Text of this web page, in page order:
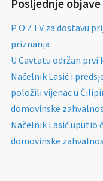
Posljednje objave
P O Z I V za dostavu
priznanja
U Cavtatu održan
Načelnik Lasić i
položili vijenac u
domovinske
Načelnik Lasić uputio
domovinske